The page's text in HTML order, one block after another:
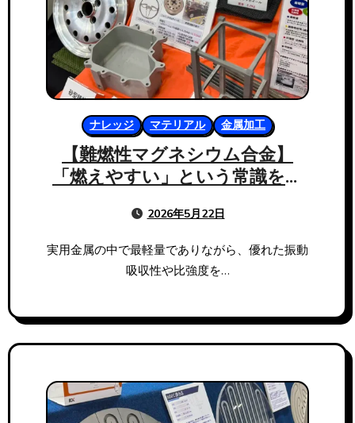
ナレッジ マテリアル 金属加工
【難燃性マグネシウム合金】
「燃えやすい」という常識を覆
代の軽量化アーキテクチャ
2026年5月22日
実用金属の中で最軽量でありながら、優れた振動
吸収性や比強度を…